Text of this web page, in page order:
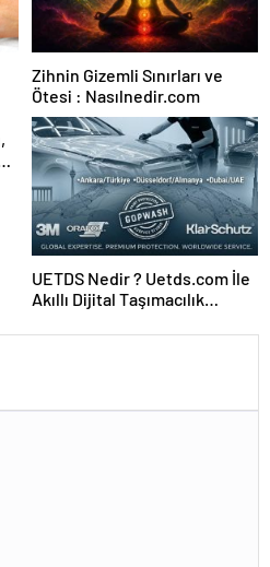
Zihnin Gizemli Sınırları ve
Ötesi : Nasılnedir.com
UETDS Nedir ? Uetds.com İle
Akıllı Dijital Taşımacılık